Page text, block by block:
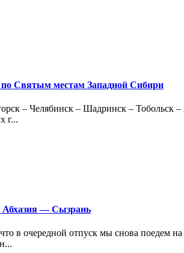
по Святым местам Западной Сибири
– Челябинск – Шадринск – Тобольск
г...
Абхазия — Сызрань
в очередной отпуск мы снова поедем